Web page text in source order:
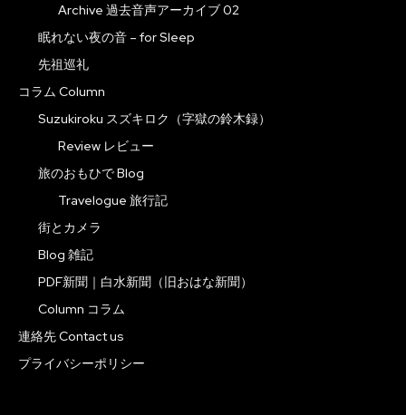
Archive 過去音声アーカイブ 02
眠れない夜の音 – for Sleep
先祖巡礼
コラム Column
Suzukiroku スズキロク（字獄の鈴木録）
Review レビュー
旅のおもひで Blog
Travelogue 旅行記
街とカメラ
Blog 雑記
PDF新聞｜白水新聞（旧おはな新聞）
Column コラム
連絡先 Contact us
プライバシーポリシー